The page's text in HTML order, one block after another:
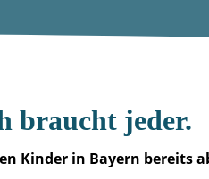
braucht jeder.
Kinder in Bayern bereits